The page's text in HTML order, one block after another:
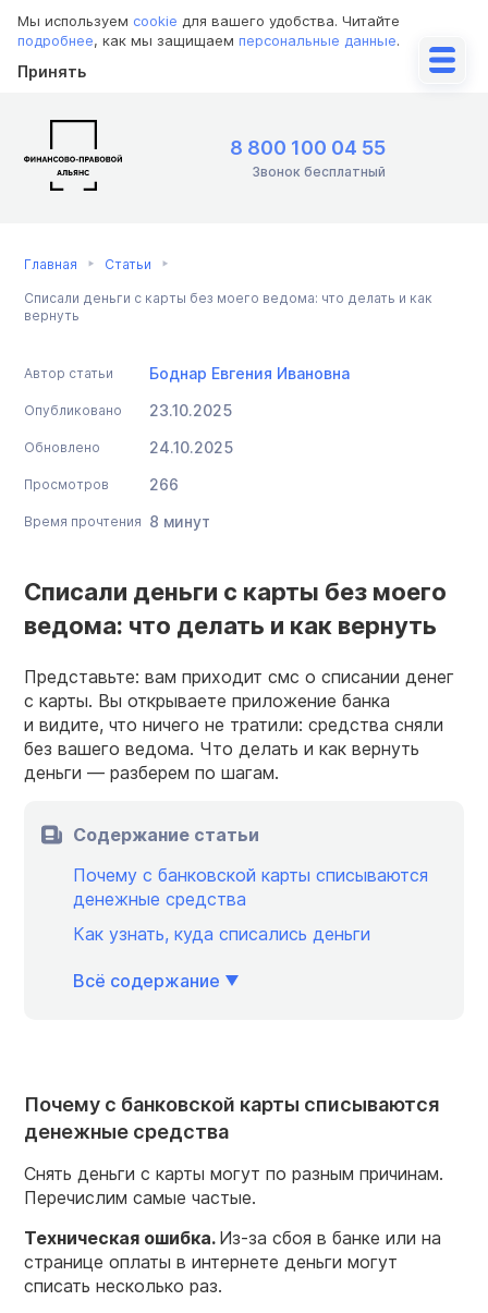
Мы используем cookie для вашего удобства. Читайте
подробнее, как мы защищаем персональные данные.
Принять
8 800 100 04 55
Звонок бесплатный
Главная Статьи
Списали деньги с карты без моего ведома: что делать и как
вернуть
Автор статьи Боднар Евгения Ивановна
Опубликовано 23.10.2025
Обновлено 24.10.2025
Просмотров 266
Время прочтения 8 минут
Списали деньги с карты без моего
ведома: что делать и как вернуть
Представьте: вам приходит смс о списании денег
с карты. Вы открываете приложение банка
и видите, что ничего не тратили: средства сняли
без вашего ведома. Что делать и как вернуть
деньги — разберем по шагам.
Содержание статьи
Почему с банковской карты списываются
денежные средства
Как узнать, куда списались деньги
Всё содержание
Почему с банковской карты списываются
денежные средства
Снять деньги с карты могут по разным причинам.
Перечислим самые частые.
Техническая ошибка. Из-за сбоя в банке или на
странице оплаты в интернете деньги могут
списать несколько раз.